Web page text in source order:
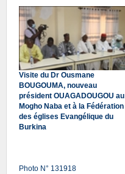
Visite du Dr Ousmane
BOUGOUMA, nouveau
président OUAGADOUGOU au
Mogho Naba et à la Fédération
des églises Evangélique du
Burkina
Photo N° 131918